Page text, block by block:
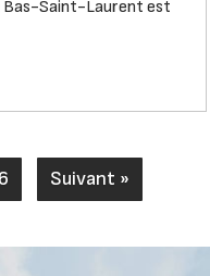
Bas-Saint-Laurent est
Suivant »